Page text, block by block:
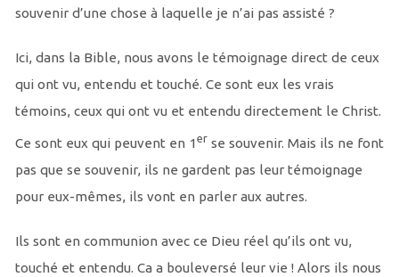
souvenir d’une chose à laquelle je n’ai pas assisté ?
Ici, dans la Bible, nous avons le témoignage direct de ceux
qui ont vu, entendu et touché. Ce sont eux les vrais
témoins, ceux qui ont vu et entendu directement le Christ.
Ce sont eux qui peuvent en 1er se souvenir. Mais ils ne font
pas que se souvenir, ils ne gardent pas leur témoignage
pour eux-mêmes, ils vont en parler aux autres.
Ils sont en communion avec ce Dieu réel qu’ils ont vu,
touché et entendu. Ca a bouleversé leur vie ! Alors ils nous